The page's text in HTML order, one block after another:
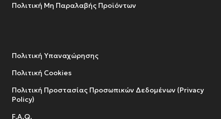
Πολιτική Μη Παραλαβής Προϊόντων
Πολιτική Υπαναχώρησης
Πολιτική Cookies
Πολιτική Προστασίας Προσωπικών Δεδομένων (Privacy
Policy)
F.A.Q.